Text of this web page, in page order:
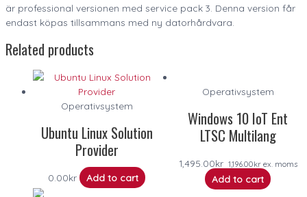
är professional versionen med service pack 3. Denna version får
endast köpas tillsammans med ny datorhårdvara.
Related products
Operativsystem
Ubuntu Linux Solution
Provider
0.00kr Add to cart
Operativsystem
Windows 10 IoT Ent
LTSC Multilang
1,495.00kr 1,196.00krex. moms
Add to cart